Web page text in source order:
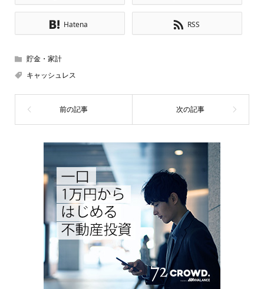
Hatena RSS
貯金・家計
キャッシュレス